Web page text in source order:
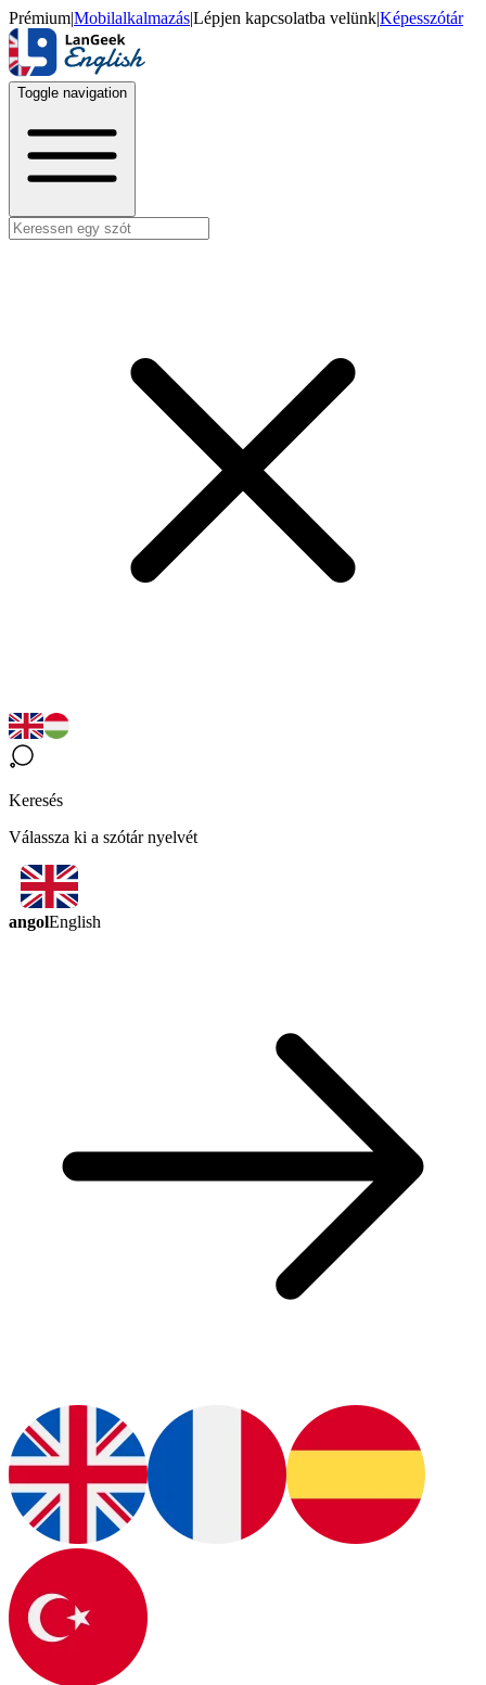
Prémium|Mobilalkalmazás|Lépjen kapcsolatba velünk|Képesszótár
Toggle navigation
Keresés
Válassza ki a szótár nyelvét
angolEnglish